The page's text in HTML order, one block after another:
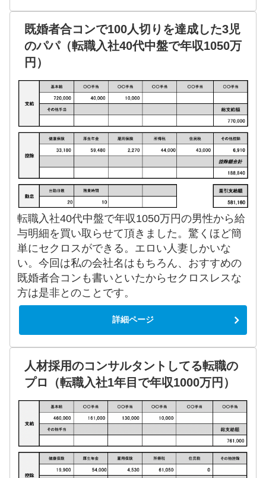
既婚者合コンで100人切りを達成した3児
のパパ（転職入社40代中盤で年収1050万
円）
転職入社40代中盤で年収1050万円の男性から給
与明細を買い取らせて頂きました。驚くほど簡
単にセクロスができる。エロい人妻しかいな
い。今回は私の会社名はもちろん、おすすめの
既婚者合コンも書いといたからセクロスレスな
方は是非とのことです。
詳細ページ
人材採用のコンサルタントしてる転職の
プロ（転職入社1年目で年収1000万円）